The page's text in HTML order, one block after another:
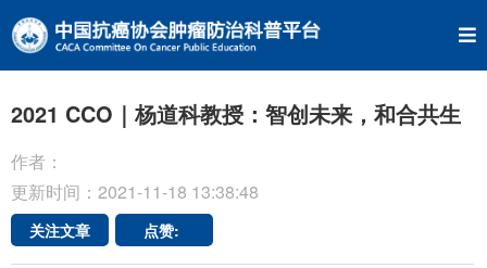
2021 CCO｜杨道科教授：智创未来，和合共生
作者：
更新时间：2021-11-18 13:38:48
关注文章 点赞: